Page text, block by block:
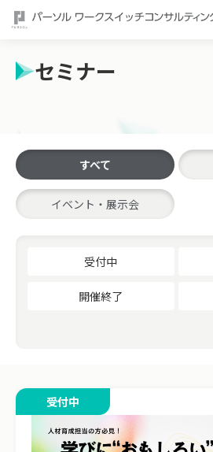
セミナー
すべて
イベント・展示会
受付中
開催終了
受付中